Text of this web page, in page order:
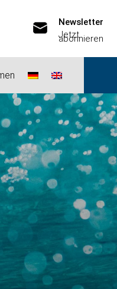
Newsletter
Jetzt
abonnieren